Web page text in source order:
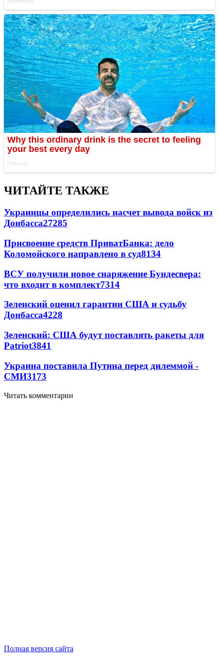
ЧИТАЙТЕ ТАКЖЕ
Украинцы определились насчет вывода войск из
Донбасса27285
Присвоение средств ПриватБанка: дело
Коломойского направлено в суд8134
ВСУ получили новое снаряжение Бундесвера:
что входит в комплект7314
Зеленский оценил гарантии США и судьбу
Донбасса4228
Зеленский: США будут поставлять ракеты для
Patriot3841
Украина поставила Путина перед дилеммой -
СМИ3173
Читать комментарии
Полная версия сайта